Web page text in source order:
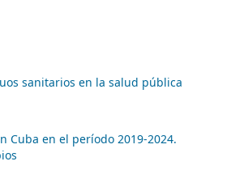
sanitarios en la salud pública
Cuba en el período 2019-2024.